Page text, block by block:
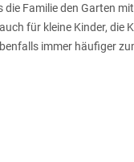
die Familie den Garten
für kleine Kinder, die
immer häufiger